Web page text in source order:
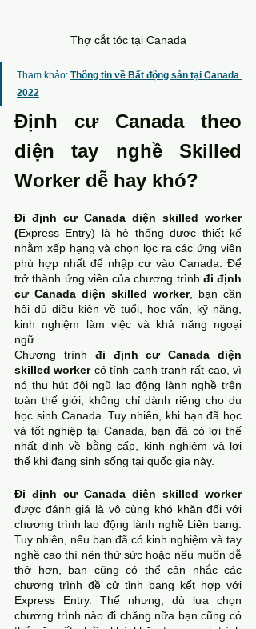
Thợ cắt tóc tại Canada
Tham khảo: Thông tin về Bất động sản tại Canada
2022
Định cư Canada theo
diện tay nghề Skilled
Worker dễ hay khó?
Đi định cư Canada diện skilled worker
(Express Entry) là hệ thống được thiết kế
nhằm xếp hạng và chọn lọc ra các ứng viên
phù hợp nhất để nhập cư vào Canada. Để
trở thành ứng viên của chương trình đi định
cư Canada diện skilled worker, bạn cần
hội đủ điều kiện về tuổi, học vấn, kỹ năng,
kinh nghiệm làm việc và khả năng ngoại
ngữ.
Chương trình đi định cư Canada diện
skilled worker có tính cạnh tranh rất cao, vì
nó thu hút đội ngũ lao động lành nghề trên
toàn thế giới, không chỉ dành riêng cho du
học sinh Canada. Tuy nhiên, khi bạn đã học
và tốt nghiệp tại Canada, bạn đã có lợi thế
nhất định về bằng cấp, kinh nghiệm và lợi
thế khi đang sinh sống tại quốc gia này.
Đi định cư Canada diện skilled worker
được đánh giá là vô cùng khó khăn đối với
chương trình lao động lành nghề Liên bang.
Tuy nhiên, nếu bạn đã có kinh nghiệm và tay
nghề cao thì nên thử sức hoặc nếu muốn dễ
thở hơn, bạn cũng có thể cân nhắc các
chương trình đề cử tỉnh bang kết hợp với
Express Entry. Thế nhưng, dù lựa chọn
chương trình nào đi chăng nữa bạn cũng có